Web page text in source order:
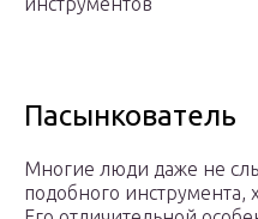
Пасынкователь
Многие люди даже не
подобного инструмента,